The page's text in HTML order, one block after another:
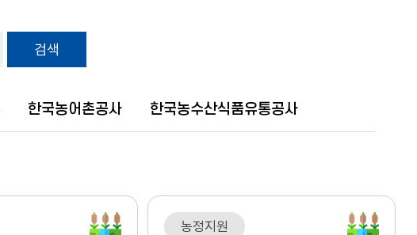
검색
한국농어촌공사 한국농수산식품유통공사
농정지원